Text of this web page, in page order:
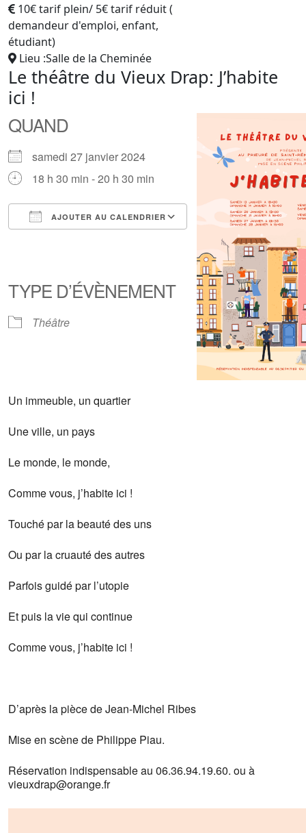
10€ tarif plein/ 5€ tarif réduit (
demandeur d'emploi, enfant,
étudiant)
Lieu :Salle de la Cheminée
Le théâtre du Vieux Drap: J’habite
ici !
QUAND
samedi 27 janvier 2024
18 h 30 min - 20 h 30 min
AJOUTER AU CALENDRIER
Outlook Live
TYPE D’ÉVÈNEMENT
Théâtre
Un immeuble, un quartier
Une ville, un pays
Le monde, le monde,
Comme vous, j’habite ici !
Touché par la beauté des uns
Ou par la cruauté des autres
Parfois guidé par l’utopie
Et puis la vie qui continue
Comme vous, j’habite ici !
D’après la pièce de Jean-Michel Ribes
Mise en scène de Philippe Piau.
Réservation indispensable au 06.36.94.19.60. ou à
vieuxdrap@orange.fr